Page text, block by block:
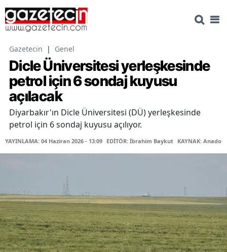
Gazetecin | Genel
Dicle Üniversitesi yerleşkesinde
petrol için 6 sondaj kuyusu
açılacak
Diyarbakır'ın Dicle Üniversitesi (DÜ) yerleşkesinde
petrol için 6 sondaj kuyusu açılıyor.
YAYINLAMA: 04 Haziran 2026 - 13:09 EDİTÖR: İbrahim Baykut KAYNAK: